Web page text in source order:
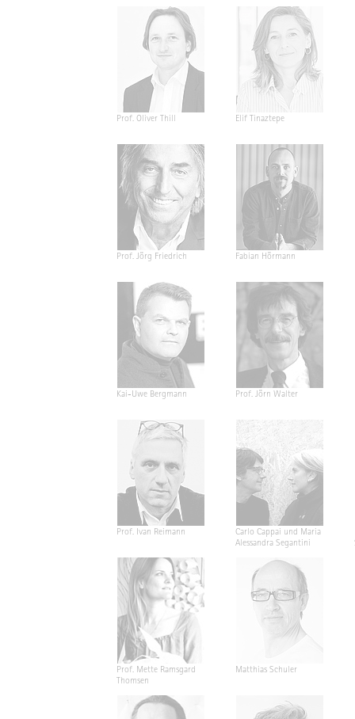
Prof. Oliver Thill Elif Tinaztepe
Prof. Jörg Friedrich Fabian Hörmann
Kai-Uwe Bergmann Prof. Jörn Walter
Prof. Ivan Reimann
Carlo Cappai und Maria
Alessandra Segantini
Prof. Mette Ramsgard
Thomsen
Matthias Schuler